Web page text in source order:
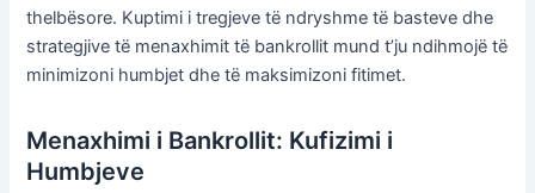
thelbësore. Kuptimi i tregjeve të ndryshme të basteve dhe
strategjive të menaxhimit të bankrollit mund t’ju ndihmojë të
minimizoni humbjet dhe të maksimizoni fitimet.
Menaxhimi i Bankrollit: Kufizimi i
Humbjeve